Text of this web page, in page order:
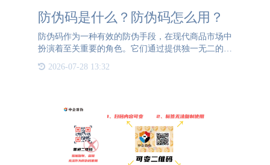
防伪码是什么？防伪码怎么用？
防伪码作为一种有效的防伪手段，在现代商品市场中
扮演着至关重要的角色。它们通过提供独一无二的商
品身份标识，帮助企业和消费者识别产品的真伪。以
下是防伪码工作原理的详细介绍。首先，防伪码是由
2026-07-28 13:32